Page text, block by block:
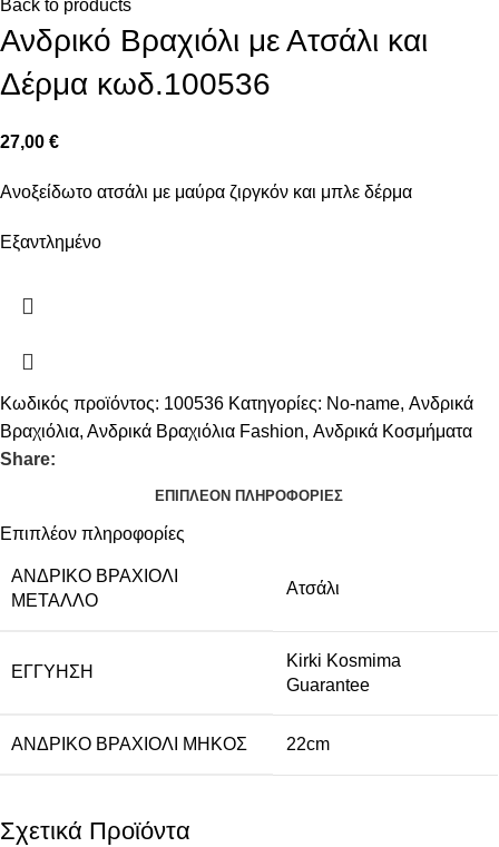
Back to products
Ανδρικό Βραχιόλι με Ατσάλι και
Δέρμα κωδ.100536
27,00 €
Ανοξείδωτο ατσάλι με μαύρα ζιργκόν και μπλε δέρμα
Εξαντλημένο
Κωδικός προϊόντος: 100536 Κατηγορίες: No-name, Ανδρικά
Βραχιόλια, Ανδρικά Βραχιόλια Fashion, Ανδρικά Κοσμήματα
Share:
ΕΠΙΠΛΈΟΝ ΠΛΗΡΟΦΟΡΊΕΣ
Επιπλέον πληροφορίες
ΑΝΔΡΙΚΌ ΒΡΑΧΙΌΛΙ
ΜΈΤΑΛΛΟ
Ατσάλι
ΕΓΓΎΗΣΗ
Kirki Kosmima
Guarantee
ΑΝΔΡΙΚΌ ΒΡΑΧΙΌΛΙ ΜΉΚΟΣ 22cm
Σχετικά Προϊόντα